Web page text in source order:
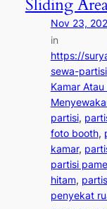
Sliding
Nov 23,
in
https://
sewa-
Kamar
partisi,
foto booth,
kamar,
partisi
hitam,
penyekat